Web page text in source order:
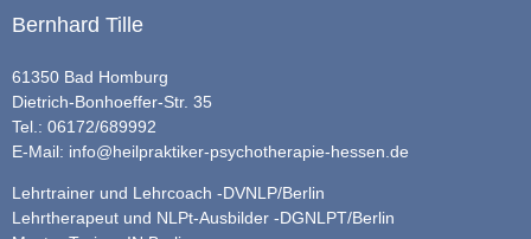
Bernhard Tille
61350 Bad Homburg
Dietrich-Bonhoeffer-Str. 35
Tel.: 06172/689992
E-Mail: info@heilpraktiker-psychotherapie-hessen.de
Lehrtrainer und Lehrcoach -DVNLP/Berlin
Lehrtherapeut und NLPt-Ausbilder -DGNLPT/Berlin